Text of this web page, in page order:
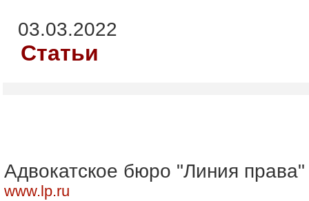
03.03.2022
Статьи
Адвокатское бюро "Линия
www.lp.ru